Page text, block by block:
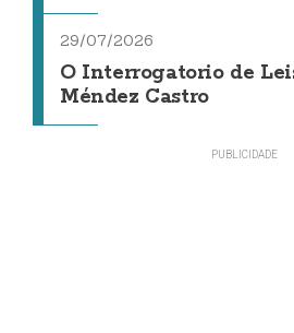
29/07/2026
O Interrogatorio de
Méndez Castro